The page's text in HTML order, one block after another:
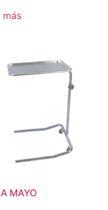
más
MAYO